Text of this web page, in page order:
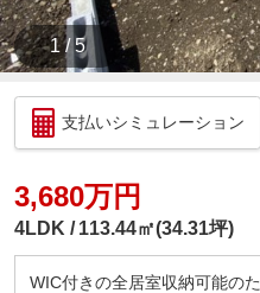
1 / 5
支払いシミュレーション
3,680万円
4LDK 113.44㎡(34.31坪)
WIC付きの全居室収納可能の